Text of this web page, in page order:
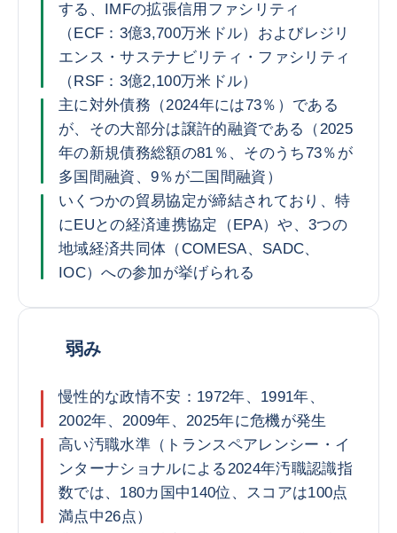
する、IMFの拡張信用ファシリティ
（ECF：3億3,700万米ドル）およびレジリ
エンス・サステナビリティ・ファシリティ
（RSF：3億2,100万米ドル）
主に対外債務（2024年には73％）である
が、その大部分は譲許的融資である（2025
年の新規債務総額の81％、そのうち73％が
多国間融資、9％が二国間融資）
いくつかの貿易協定が締結されており、特
にEUとの経済連携協定（EPA）や、3つの
地域経済共同体（COMESA、SADC、
IOC）への参加が挙げられる
弱み
慢性的な政情不安：1972年、1991年、
2002年、2009年、2025年に危機が発生
高い汚職水準（トランスペアレンシー・イ
ンターナショナルによる2024年汚職認識指
数では、180カ国中140位、スコアは100点
満点中26点）